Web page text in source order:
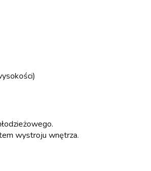
wystroju wnętrza.